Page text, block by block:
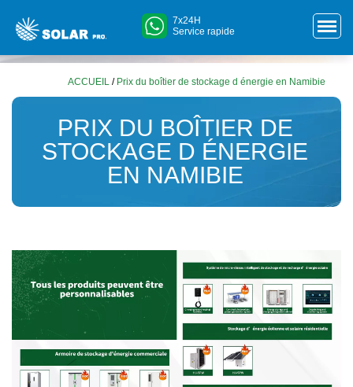
7x24H
Service rapide
ACCUEIL / Prix du boîtier de stockage d énergie en Namibie
PRIX DU BOÎTIER DE
STOCKAGE D ÉNERGIE
EN NAMIBIE